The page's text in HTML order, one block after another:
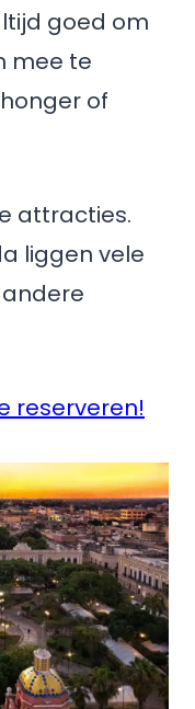
goed om
mee te
of
attracties.
liggen vele
reserveren!